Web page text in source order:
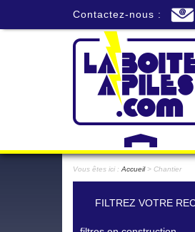
Contactez-nous :
Vous êtes ici : Accueil> Chantier
FILTREZ VOTRE